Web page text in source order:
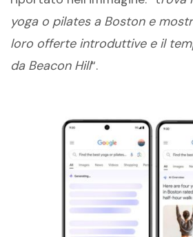
yoga o pilates a Boston e
loro offerte introduttive e il
da Beacon Hill“.